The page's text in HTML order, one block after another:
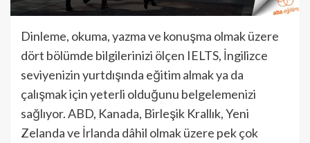
Dinleme, okuma, yazma ve konuşma olmak üzere
dört bölümde bilgilerinizi ölçen IELTS, İngilizce
seviyenizin yurtdışında eğitim almak ya da
çalışmak için yeterli olduğunu belgelemenizi
sağlıyor. ABD, Kanada, Birleşik Krallık, Yeni
Zelanda ve İrlanda dâhil olmak üzere pek çok